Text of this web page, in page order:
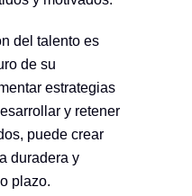
del talento es
de su
estrategias
y retener
puede crear
duradera y
plazo.